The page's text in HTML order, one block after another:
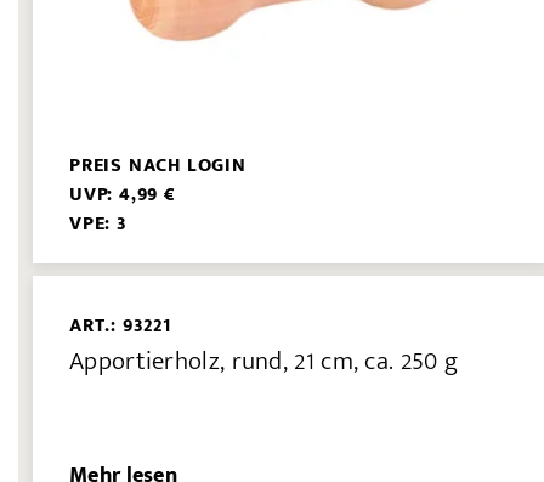
PREIS NACH LOGIN
UVP: 4,99 €
VPE: 3
ART.: 93221
Apportierholz, rund, 21 cm, ca. 250 g